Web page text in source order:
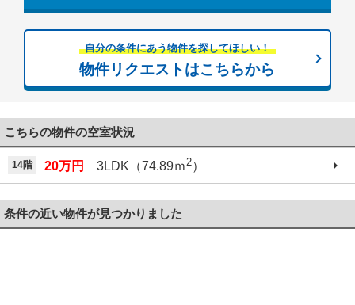
自分の条件にあう物件を探してほしい！
物件リクエストはこちらから
こちらの物件の空室状況
14階 20万円 3LDK（74.89ｍ2）
条件の近い物件が見つかりました